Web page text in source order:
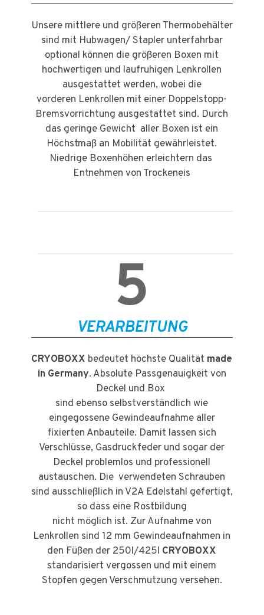
Unsere mittlere und größeren Thermobehälter
sind mit Hubwagen/ Stapler unterfahrbar
optional können die größeren Boxen mit
hochwertigen und laufruhigen Lenkrollen
ausgestattet werden, wobei die
vorderen Lenkrollen mit einer Doppelstopp-
Bremsvorrichtung ausgestattet sind. Durch
das geringe Gewicht aller Boxen ist ein
Höchstmaß an Mobilität gewährleistet.
Niedrige Boxenhöhen erleichtern das
Entnehmen von Trockeneis
5
VERARBEITUNG
CRYOBOXX bedeutet höchste Qualität made
in Germany. Absolute Passgenauigkeit von
Deckel und Box
sind ebenso selbstverständlich wie
eingegossene Gewindeaufnahme aller
fixierten Anbauteile. Damit lassen sich
Verschlüsse, Gasdruckfeder und sogar der
Deckel problemlos und professionell
austauschen. Die verwendeten Schrauben
sind ausschließlich in V2A Edelstahl gefertigt,
so dass eine Rostbildung
nicht möglich ist. Zur Aufnahme von
Lenkrollen sind 12 mm Gewindeaufnahmen in
den Füßen der 250l/425l CRYOBOXX
standarisiert vergossen und mit einem
Stopfen gegen Verschmutzung versehen.